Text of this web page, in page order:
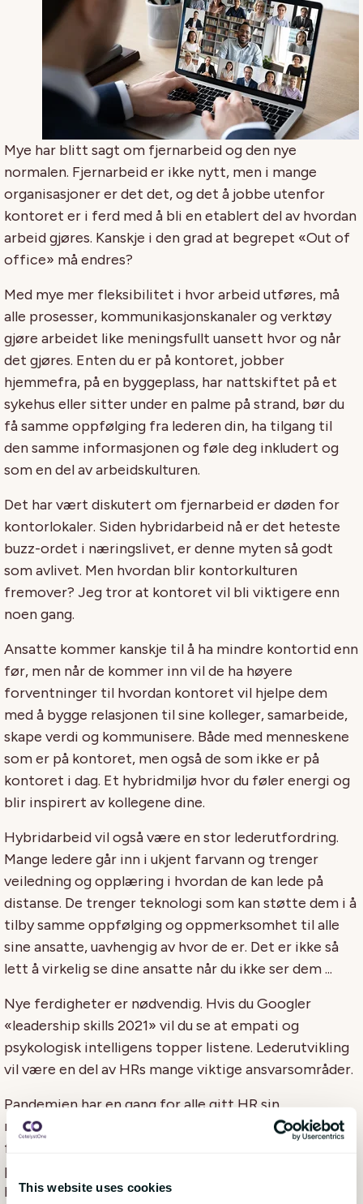
This website uses cookies
Mye har blitt sagt om fjernarbeid og den nye
normalen. Fjernarbeid er ikke nytt, men i mange
organisasjoner er det det, og det å jobbe utenfor
kontoret er i ferd med å bli en etablert del av hvordan
arbeid gjøres. Kanskje i den grad at begrepet «Out of
office» må endres?
Med mye mer fleksibilitet i hvor arbeid utføres, må
alle prosesser, kommunikasjonskanaler og verktøy
gjøre arbeidet like meningsfullt uansett hvor og når
det gjøres. Enten du er på kontoret, jobber
hjemmefra, på en byggeplass, har nattskiftet på et
sykehus eller sitter under en palme på strand, bør du
få samme oppfølging fra lederen din, ha tilgang til
den samme informasjonen og føle deg inkludert og
som en del av arbeidskulturen.
Det har vært diskutert om fjernarbeid er døden for
kontorlokaler. Siden hybridarbeid nå er det heteste
buzz-ordet i næringslivet, er denne myten så godt
som avlivet. Men hvordan blir kontorkulturen
fremover? Jeg tror at kontoret vil bli viktigere enn
noen gang.
Ansatte kommer kanskje til å ha mindre kontortid enn
før, men når de kommer inn vil de ha høyere
forventninger til hvordan kontoret vil hjelpe dem
med å bygge relasjonen til sine kolleger, samarbeide,
skape verdi og kommunisere. Både med menneskene
som er på kontoret, men også de som ikke er på
kontoret i dag. Et hybridmiljø hvor du føler energi og
blir inspirert av kollegene dine.
Hybridarbeid vil også være en stor lederutfordring.
Mange ledere går inn i ukjent farvann og trenger
veiledning og opplæring i hvordan de kan lede på
distanse. De trenger teknologi som kan støtte dem i å
tilby samme oppfølging og oppmerksomhet til alle
sine ansatte, uavhengig av hvor de er. Det er ikke så
lett å virkelig se dine ansatte når du ikke ser dem ...
Nye ferdigheter er nødvendig. Hvis du Googler
«leadership skills 2021» vil du se at empati og
psykologisk intelligens topper listene. Lederutvikling
vil være en del av HRs mange viktige ansvarsområder.
Pandemien har en gang for alle gitt HR sin
rettmessige plass ved bordet. HR-organisasjoner gis
flere ressurser og investeringene økes. Et uheldig
paradoks er imidlertid at med økt etterspørsel etter
HR-kompetanse ser vi nå samme mangel på ressurser